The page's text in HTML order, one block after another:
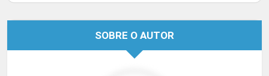
SOBRE O AUTOR